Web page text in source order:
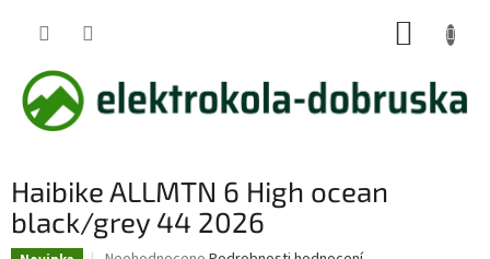
Haibike ALLMTN 6 High ocean
black/grey 44 2026